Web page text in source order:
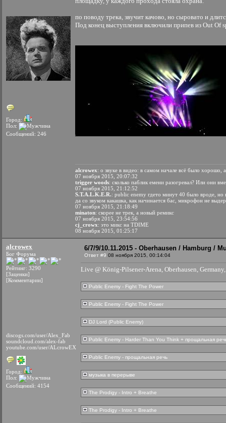
Город:
Пол:
Сообщений: 246
по поводу трека, звучит качово, но сыровато и
Под конец выступления включили припев из Out Of
alcrowex: о звуке в видео: в самом начале всё было хорошо,
07 ноября 2015, 20:07:32
trigger woods: сколько паблик емени разогревал? Или они
07 ноября 2015, 21:12:52
S.T.A.L.K.E.R.: public enemy гдето минут 40 было вроде,
да со звуком какашка, как начинается бас, микрофон не
07 ноября 2015, 21:18:49
minaton: скорее не трек, а новый ремикс
07 ноября 2015, 23:54:56
cj_crowx: это микс на TDIME
08 ноября 2015, 01:25:17
alcrowex
Бог Форума
Рейтинг: 3290
[Заценки]
[Комментарии]
discogs.com/user/Alex_Fab
soundcloud.com/alex-fab
youtube.com/user/ALcrowEX
Город:
Пол:
Сообщений: 4154
6/7/9/10.11.2015 - Oberhausen / Hamburg /
Ответ #9 08 ноября 2015, 00:14:04
Live @ König-Pilsener-Arena, Oberhausen,
Public Enemy - Fight The Power
Public Enemy - Fight The Power
DJ Lord (Public Enemy)
Public Enemy - Harder Than You Think + прощальная
Public Enemy - прощальная речь
музыка в перерыве
The Prodigy - Intro + Breathe
The Prodigy - Intro + Breathe